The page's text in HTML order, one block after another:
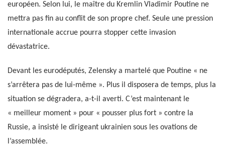
européen. Selon lui, le maître du Kremlin Vladimir Poutine ne
mettra pas fin au conflit de son propre chef. Seule une pression
internationale accrue pourra stopper cette invasion
dévastatrice.
Devant les eurodéputés, Zelensky a martelé que Poutine « ne
s’arrêtera pas de lui-même ». Plus il disposera de temps, plus la
situation se dégradera, a-t-il averti. C’est maintenant le
« meilleur moment » pour « pousser plus fort » contre la
Russie, a insisté le dirigeant ukrainien sous les ovations de
l’assemblée.